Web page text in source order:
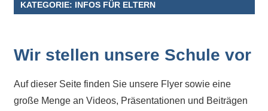
Kontaktdaten,
Zusammensetzung
Schülerschaft
oder
KATEGORIE: INFOS FÜR ELTERN
Wir stellen unsere Schule vor
Auf dieser Seite finden Sie unsere Flyer sowie eine
große Menge an Videos, Präsentationen und Beiträgen